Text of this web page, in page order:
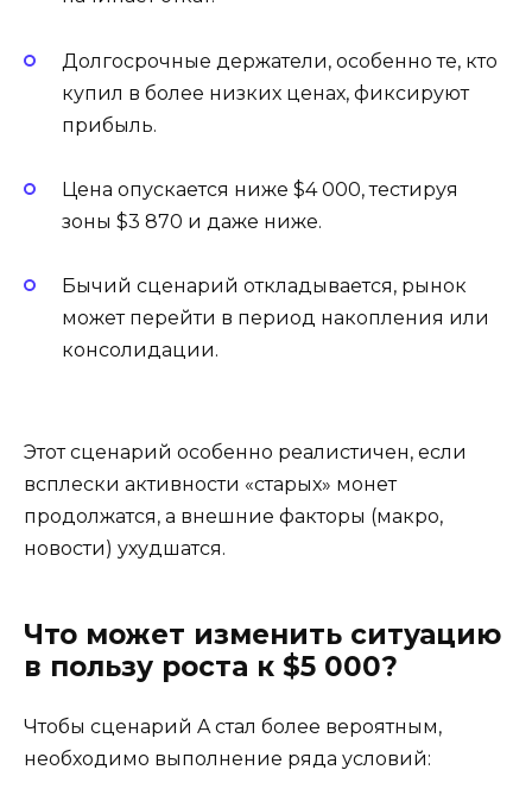
Долгосрочные держатели, особенно те, кто
купил в более низких ценах, фиксируют
прибыль.
Цена опускается ниже $4 000, тестируя
зоны $3 870 и даже ниже.
Бычий сценарий откладывается, рынок
может перейти в период накопления или
консолидации.
Этот сценарий особенно реалистичен, если
всплески активности «старых» монет
продолжатся, а внешние факторы (макро,
новости) ухудшатся.
Что может изменить ситуацию
в пользу роста к $5 000?
Чтобы сценарий A стал более вероятным,
необходимо выполнение ряда условий: